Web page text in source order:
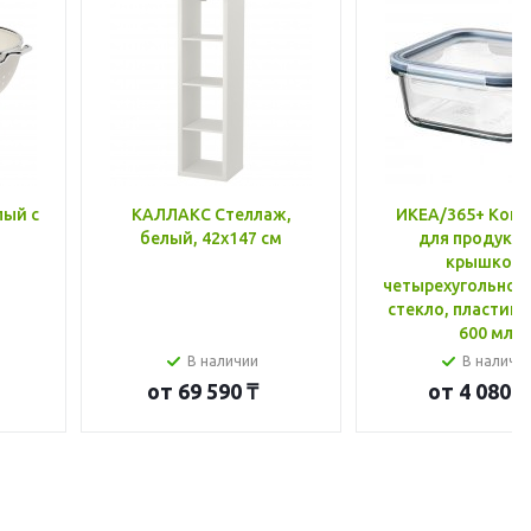
с
КАЛЛАКС Стеллаж,
белый, 42x147 см
В наличии
от 69 590 ₸
ИКЕА/365+
для
крышкой,
стекло, пластик
600 мл
В
от 4 080 ₸